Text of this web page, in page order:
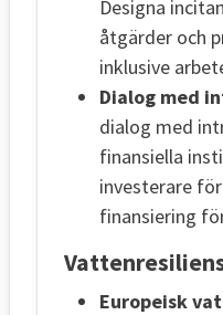
Designa
åtgärder och
inklusive
Dialog med
dialog med
finansiella
investerare
finansiering
Europeisk